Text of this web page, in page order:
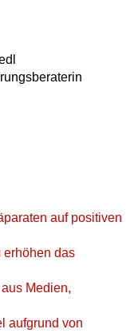
auf positiven
erhöhen das
Medien,
aufgrund von